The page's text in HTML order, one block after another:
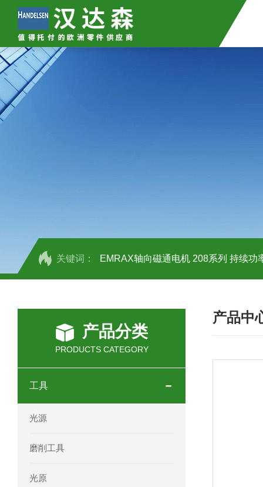
关键词： EMRAX轴向磁通电机 208系列 持续功
OEMER三相同步电机MTES 132SB/2
OEMER三相同步电机MTES 160MA/2
OEMER电机QLS 180M环保农业领域
产品分类
PRODUCTS CATEGORY
工具
光源
磨削工具
光原
产品中